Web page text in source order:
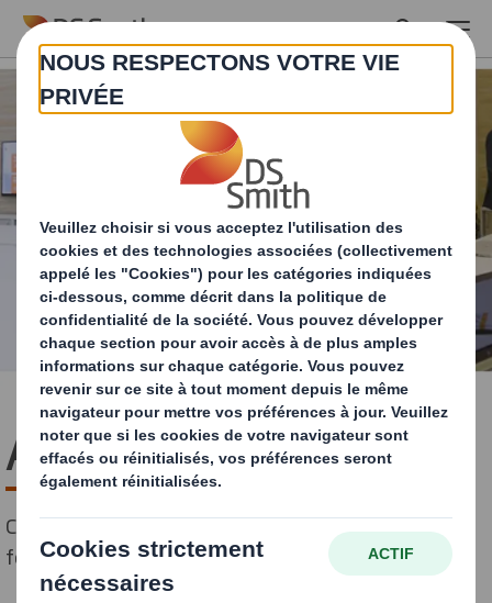
Skip to main content
Audit
Comprendre vos besoins et votre marché pour vous
fournir la bonne solution